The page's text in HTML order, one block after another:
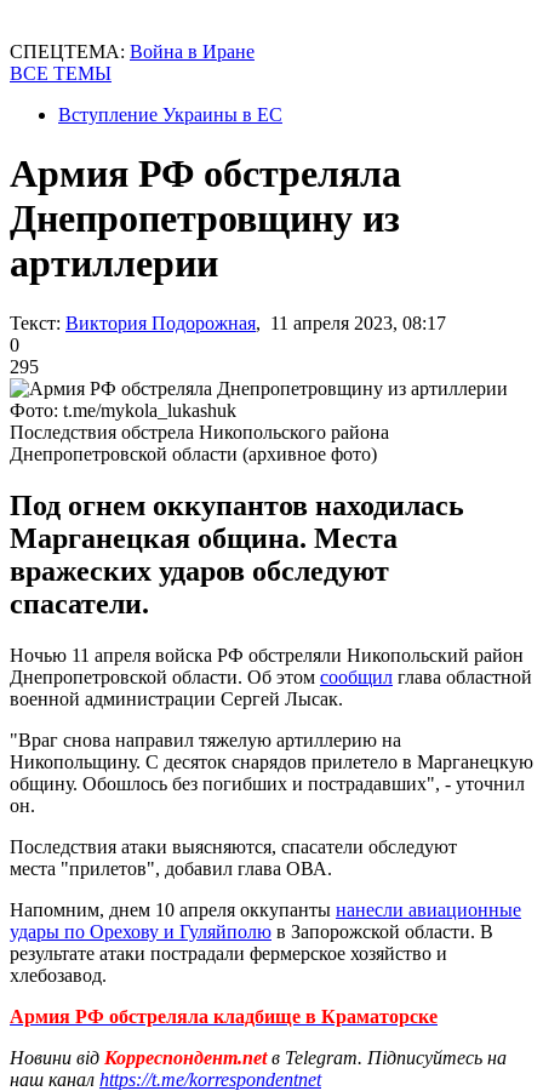
СПЕЦТЕМА: Война в Иране
ВСЕ ТЕМЫ
Вступление Украины в ЕС
Армия РФ обстреляла
Днепропетровщину из
артиллерии
Текст: Виктория Подорожная, 11 апреля 2023, 08:17
0
295
Фото: t.me/mykola_lukashuk
Последствия обстрела Никопольского района
Днепропетровской области (архивное фото)
Под огнем оккупантов находилась
Марганецкая община. Места
вражеских ударов обследуют
спасатели.
Ночью 11 апреля войска РФ обстреляли Никопольский район
Днепропетровской области. Об этом сообщил глава областной
военной администрации Сергей Лысак.
"Враг снова направил тяжелую артиллерию на
Никопольщину. С десяток снарядов прилетело в Марганецкую
общину. Обошлось без погибших и пострадавших", - уточнил
он.
Последствия атаки выясняются, спасатели обследуют
места "прилетов", добавил глава ОВА.
Напомним, днем 10 апреля оккупанты нанесли авиационные
удары по Орехову и Гуляйполю в Запорожской области. В
результате атаки пострадали фермерское хозяйство и
хлебозавод.
Армия РФ обстреляла кладбище в Краматорске
Новини від Корреспондент.netв Telegram. Підписуйтесь на
наш канал https://t.me/korrespondentnet